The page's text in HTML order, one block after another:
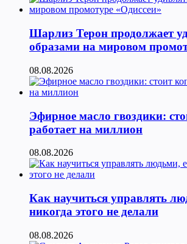
Шарлиз Терон продолжает
образами на мировом
08.08.2026
Эфирное масло гвоздики:
работает на миллион
08.08.2026
Как научиться управлять
никогда этого не делали
08.08.2026